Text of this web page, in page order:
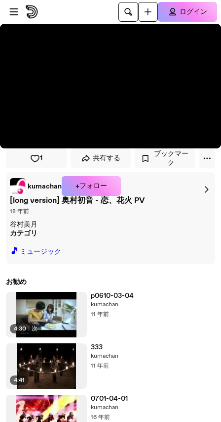
プレイヤーにスキップ
メインコンテンツにスキップ
ログイン
1 共有する
ブックマー
ク
kumachan +フォロー
[long version] 奥村初音 - 恋、花火 PV
18 年前
谷村美月
カテゴリ
🎵 ミュージック
お勧め
4:30 | 次
p0610-03-04
kumachan
11 年前
4:41
333
kumachan
11 年前
0701-04-01
kumachan
16 年前